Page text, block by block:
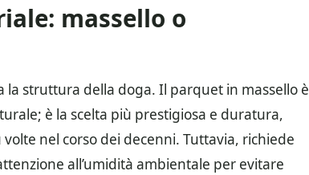
massello o
struttura della doga. Il parquet in massello è
è la scelta più prestigiosa e duratura,
nel corso dei decenni. Tuttavia, richiede
all’umidità ambientale per evitare